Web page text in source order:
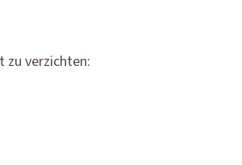
zu verzichten: